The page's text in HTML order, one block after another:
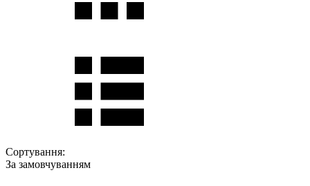
Сортування:
За замовчуванням